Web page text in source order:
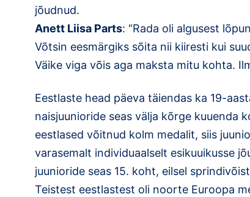
jõudnud.
Anett Liisa Parts: “Rada oli algusest
Võtsin eesmärgiks sõita nii kiiresti kui
Väike viga võis aga maksta mitu kohta.
Eestlaste head päeva täiendas ka 19-
naisjuunioride seas välja kõrge kuuenda
eestlased võitnud kolm medalit, siis
varasemalt individuaalselt esikuuikusse
juunioride seas 15. koht, eilsel
Teistest eestlastest oli noorte Euroopa